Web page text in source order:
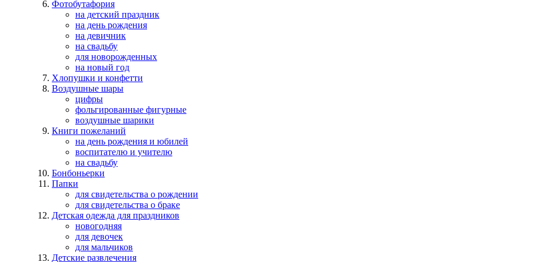
Фотобутафория
на детский праздник
на день рождения
на девичник
на свадьбу
для новорожденных
на новый год
Хлопушки и конфетти
Воздушные шары
цифры
фольгированные фигурные
воздушные шарики
Книги пожеланий
на день рождения и юбилей
воспитателю и учителю
на свадьбу
Бонбоньерки
Папки
для свидетельства о рождении
для свидетельства о браке
Детская одежда для праздников
новогодняя
для девочек
для мальчиков
Детские развлечения